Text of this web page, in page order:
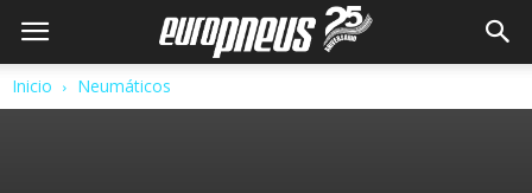
Inicio Neumáticos